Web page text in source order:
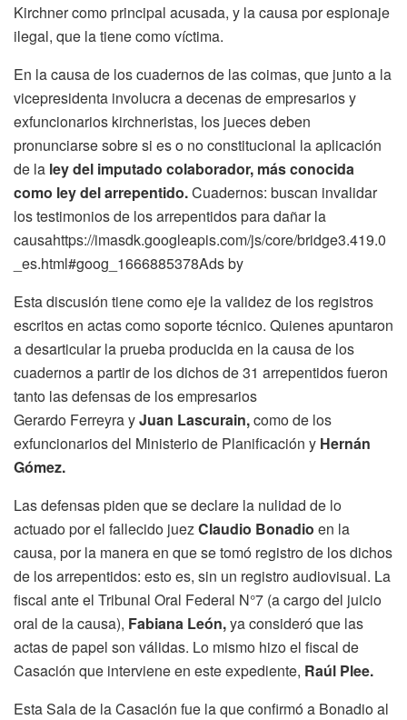
Kirchner como principal acusada, y la causa por espionaje
ilegal, que la tiene como víctima.
En la causa de los cuadernos de las coimas, que junto a la
vicepresidenta involucra a decenas de empresarios y
exfuncionarios kirchneristas, los jueces deben
pronunciarse sobre si es o no constitucional la aplicación
de la ley del imputado colaborador, más conocida
como ley del arrepentido.Cuadernos: buscan invalidar
los testimonios de los arrepentidos para dañar la
causahttps://imasdk.googleapis.com/js/core/bridge3.419.0
_es.html#goog_1666885378Ads by
Esta discusión tiene como eje la validez de los registros
escritos en actas como soporte técnico. Quienes apuntaron
a desarticular la prueba producida en la causa de los
cuadernos a partir de los dichos de 31 arrepentidos fueron
tanto las defensas de los empresarios
Gerardo Ferreyra yJuan Lascurain,como de los
exfuncionarios del Ministerio de Planificación y Hernán
Gómez.
Las defensas piden que se declare la nulidad de lo
actuado por el fallecido juezClaudio Bonadio en la
causa, por la manera en que se tomó registro de los dichos
de los arrepentidos: esto es, sin un registro audiovisual. La
fiscal ante el Tribunal Oral Federal N°7 (a cargo del juicio
oral de la causa), Fabiana León,ya consideró que las
actas de papel son válidas. Lo mismo hizo el fiscal de
Casación que interviene en este expediente, Raúl Plee.
Esta Sala de la Casación fue la que confirmó a Bonadio al